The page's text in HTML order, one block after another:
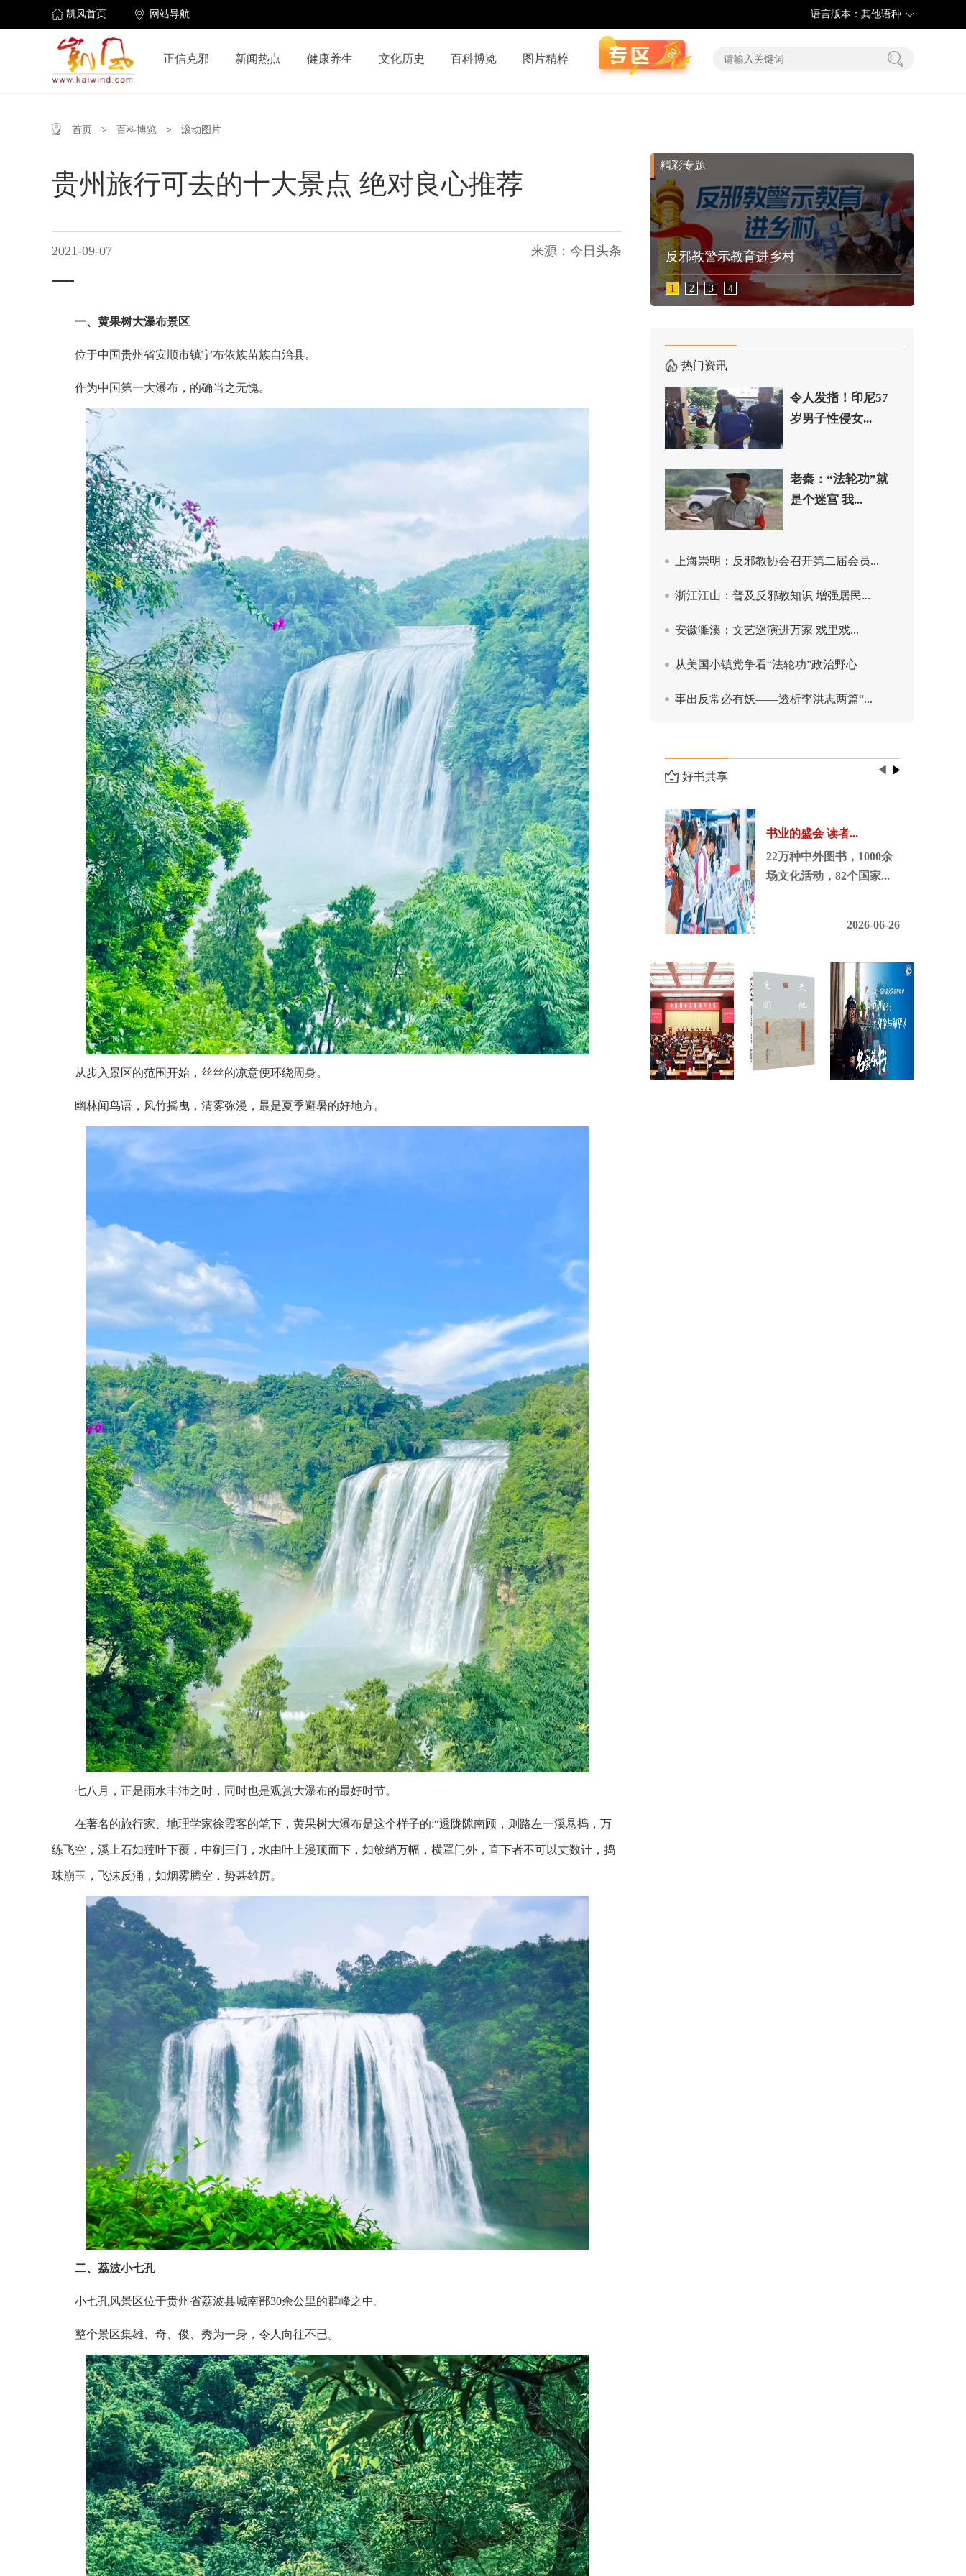
凯风首页 网站导航 语言版本：其他语种
正信克邪 新闻热点 健康养生 文化历史 百科博览 图片精粹
首页 > 百科博览 > 滚动图片
贵州旅行可去的十大景点 绝对良心推荐
2021-09-07 来源：今日头条
一、黄果树大瀑布景区
位于中国贵州省安顺市镇宁布依族苗族自治县。
作为中国第一大瀑布，的确当之无愧。
从步入景区的范围开始，丝丝的凉意便环绕周身。
幽林闻鸟语，风竹摇曳，清雾弥漫，最是夏季避暑的好地方。
七八月，正是雨水丰沛之时，同时也是观赏大瀑布的最好时节。
在著名的旅行家、地理学家徐霞客的笔下，黄果树大瀑布是这个样子的:“透陇隙南顾，则路左一溪悬捣，万
练飞空，溪上石如莲叶下覆，中剜三门，水由叶上漫顶而下，如鲛绡万幅，横罩门外，直下者不可以丈数计，捣
珠崩玉，飞沫反涌，如烟雾腾空，势甚雄厉。
二、荔波小七孔
小七孔风景区位于贵州省荔波县城南部30余公里的群峰之中。
整个景区集雄、奇、俊、秀为一身，令人向往不已。